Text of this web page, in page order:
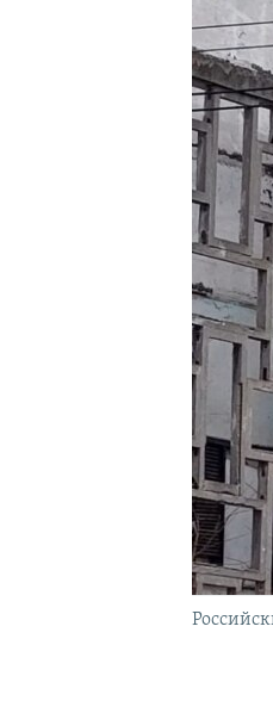
КРЫМ.НЕПОКОРЕННЫЙ
УКРАИНСКАЯ ПРОБЛЕМА КРЫМА